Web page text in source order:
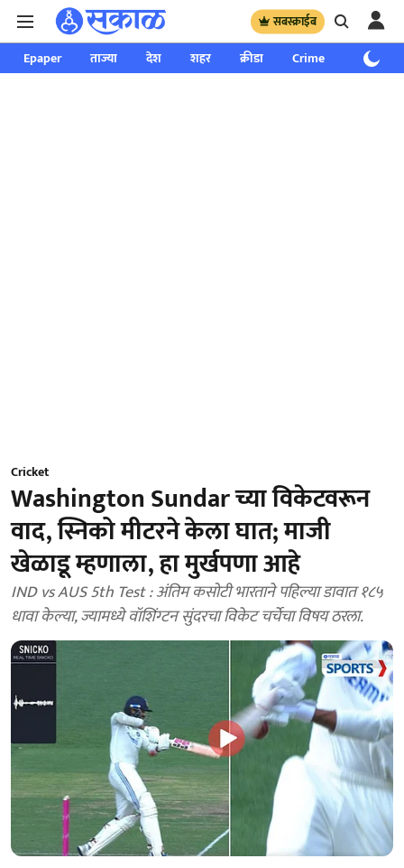
सबस्क्राईब
Epaper ताज्या देश शहर क्रीडा Crime साप्ताहिक
Cricket
Washington Sundar च्या विकेटवरून
वाद, स्निको मीटरने केला घात; माजी
खेळाडू म्हणाला, हा मुर्खपणा आहे
IND vs AUS 5th Test : अंतिम कसोटी भारताने पहिल्या डावात १८५
धावा केल्या, ज्यामध्ये वॉशिंग्टन सुंदरचा विकेट चर्चेचा विषय ठरला.